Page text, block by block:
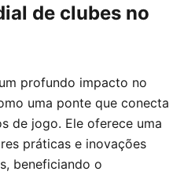
de clubes no
profundo impacto no
uma ponte que conecta
de jogo. Ele oferece uma
práticas e inovações
beneficiando o